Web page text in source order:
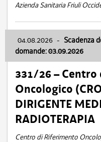
Azienda Sanitaria Friuli
04.08.2026 - Scadenza
domande: 03.09.2026
331/26 –
Oncologico
DIRIGENTE
RADIOTERAPIA
Centro di Riferimento